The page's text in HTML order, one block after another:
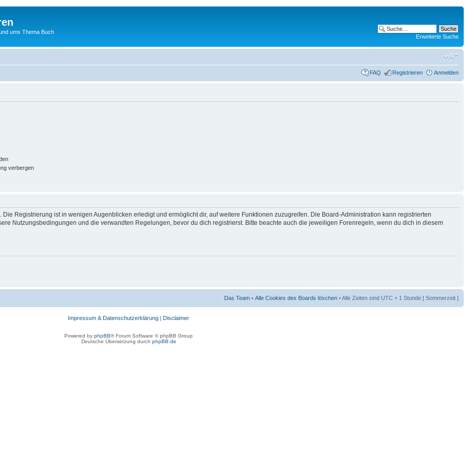
ums Thema Buch
Erweiterte Suche
FAQ Registrieren Anmelden
verbergen
Registrierung ist in wenigen Augenblicken erledigt und ermöglicht dir, auf weitere Funktionen zuzugreifen. Die Board-Administration kann registrierten
Nutzungsbedingungen und die verwandten Regelungen, bevor du dich registrierst. Bitte beachte auch die jeweiligen Forenregeln, wenn du dich in diesem
Das Team • Alle Cookies des Boards löschen • Alle Zeiten sind UTC + 1 Stunde [ Sommerzeit ]
Impressum & Datenschutzerklärung | Disclaimer
Powered by phpBB® Forum Software © phpBB Group
Deutsche Übersetzung durch phpBB.de